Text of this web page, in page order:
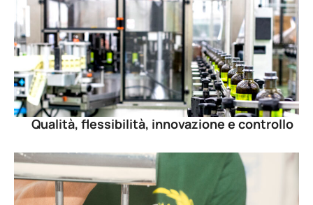
Qualità, flessibilità, innovazione e controllo